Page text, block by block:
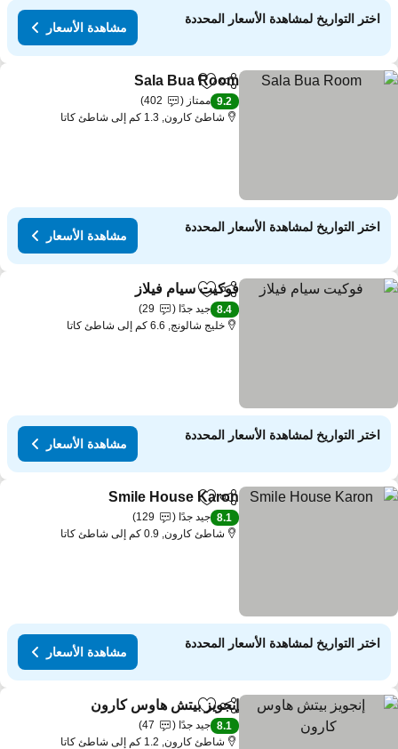
اختر التواريخ لمشاهدة الأسعار المحددة
مشاهدة الأسعار
مشاركةAdd to favorites
Sala Bua Room
9.2 ممتاز
402
شاطئ كارون, 1.3 كم إلى شاطئ كاتا
اختر التواريخ لمشاهدة الأسعار المحددة
مشاهدة الأسعار
مشاركةAdd to favorites
فوكيت سيام فيلاز
8.4 جيد جدًا
29
خليج شالونج, 6.6 كم إلى شاطئ كاتا
اختر التواريخ لمشاهدة الأسعار المحددة
مشاهدة الأسعار
مشاركةAdd to favorites
Smile House Karon
8.1 جيد جدًا
129
شاطئ كارون, 0.9 كم إلى شاطئ كاتا
اختر التواريخ لمشاهدة الأسعار المحددة
مشاهدة الأسعار
مشاركةAdd to favorites
إنجويز بيتش هاوس كارون
8.1 جيد جدًا
47
شاطئ كارون, 1.2 كم إلى شاطئ كاتا